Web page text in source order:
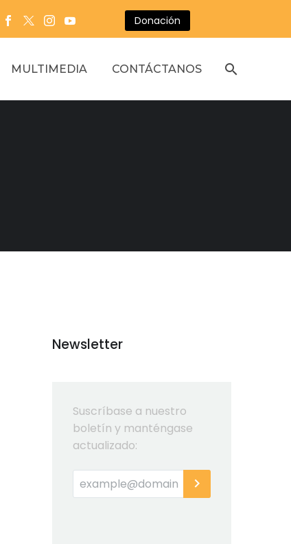
Donación
MULTIMEDIA CONTÁCTANOS
Newsletter
Suscríbase a nuestro
boletín y manténgase
actualizado: